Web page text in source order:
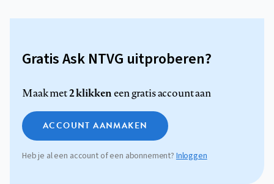
Gratis Ask NTVG uitproberen?
Maak met2 klikkeneen gratis account aan
ACCOUNT AANMAKEN
Heb je al een account of een abonnement?Inloggen